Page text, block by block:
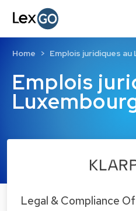
Emplois
Home Emplois juridiques au
Legal & Compliance